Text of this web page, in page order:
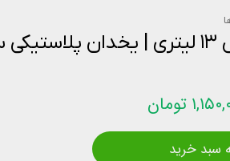
کلمن آب القدس ۱۳ لیتری | یخدان
تومان
سبد خرید